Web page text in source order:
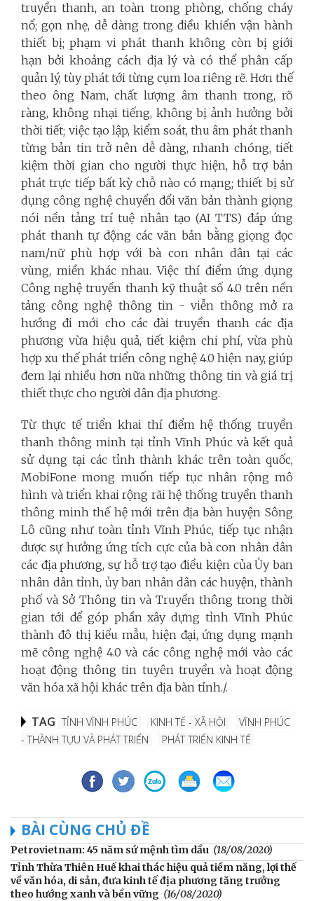
truyền thanh, an toàn trong phòng, chống cháy
nổ; gọn nhẹ, dễ dàng trong điều khiển vận hành
thiết bị; phạm vi phát thanh không còn bị giới
hạn bởi khoảng cách địa lý và có thể phân cấp
quản lý, tùy phát tới từng cụm loa riêng rẽ. Hơn thế
theo ông Nam, chất lượng âm thanh trong, rõ
ràng, không nhại tiếng, không bị ảnh hưởng bởi
thời tiết; việc tạo lập, kiểm soát, thu âm phát thanh
từng bản tin trở nên dễ dàng, nhanh chóng, tiết
kiệm thời gian cho người thực hiện, hỗ trợ bản
phát trực tiếp bất kỳ chỗ nào có mạng; thiết bị sử
dụng công nghệ chuyển đổi văn bản thành giọng
nói nền tảng trí tuệ nhân tạo (AI TTS) đáp ứng
phát thanh tự động các văn bản bằng giọng đọc
nam/nữ phù hợp với bà con nhân dân tại các
vùng, miền khác nhau. Việc thí điểm ứng dụng
Công nghệ truyền thanh kỹ thuật số 4.0 trên nền
tảng công nghệ thông tin - viễn thông mở ra
hướng đi mới cho các đài truyền thanh các địa
phương vừa hiệu quả, tiết kiệm chi phí, vừa phù
hợp xu thế phát triển công nghệ 4.0 hiện nay, giúp
đem lại nhiều hơn nữa những thông tin và giá trị
thiết thực cho người dân địa phương.
Từ thực tế triển khai thí điểm hệ thống truyền
thanh thông minh tại tỉnh Vĩnh Phúc và kết quả
sử dụng tại các tỉnh thành khác trên toàn quốc,
MobiFone mong muốn tiếp tục nhân rộng mô
hình và triển khai rộng rãi hệ thống truyền thanh
thông minh thế hệ mới trên địa bàn huyện Sông
Lô cũng như toàn tỉnh Vĩnh Phúc, tiếp tục nhận
được sự hưởng ứng tích cực của bà con nhân dân
các địa phương, sự hỗ trợ tạo điều kiện của Ủy ban
nhân dân tỉnh, ủy ban nhân dân các huyện, thành
phố và Sở Thông tin và Truyền thông trong thời
gian tới để góp phần xây dựng tỉnh Vĩnh Phúc
thành đô thị kiểu mẫu, hiện đại, ứng dụng mạnh
mẽ công nghệ 4.0 và các công nghệ mới vào các
hoạt động thông tin tuyên truyền và hoạt động
văn hóa xã hội khác trên địa bàn tỉnh./.
TAG TỈNH VĨNH PHÚC KINH TẾ - XÃ HỘI
VĨNH PHÚC
- THÀNH TỰU VÀ PHÁT TRIỂN
PHÁT TRIỂN KINH TẾ
BÀI CÙNG CHỦ ĐỀ
Petrovietnam: 45 năm sứ mệnh tìm dầu (18/08/2020)
Tỉnh Thừa Thiên Huế khai thác hiệu quả tiềm năng, lợi thế
về văn hóa, di sản, đưa kinh tế địa phương tăng trưởng
theo hướng xanh và bền vững (16/08/2020)